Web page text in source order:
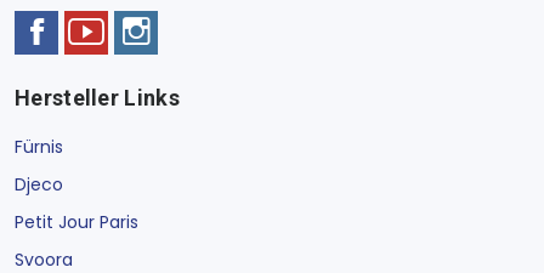
Hersteller Links
Fürnis
Djeco
Petit Jour Paris
Svoora